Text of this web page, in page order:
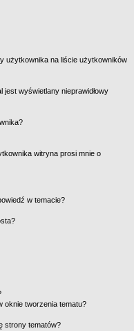
użytkownika na liście użytkowników
jest wyświetlany nieprawidłowy
witryna prosi mnie o
w temacie?
oknie tworzenia tematu?
strony tematów?